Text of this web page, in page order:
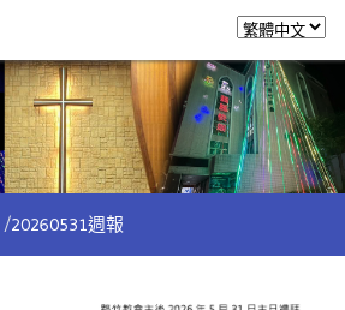
20260531週報